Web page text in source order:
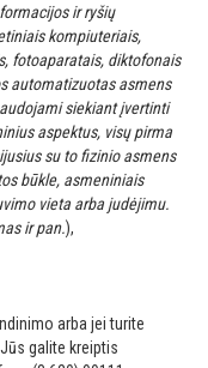
ir ryšių
kompiuteriais,
fotoaparatais, diktofonais
automatizuotas asmens
siekiant įvertinti
aspektus, visų pirma
su to fizinio asmens
būkle, asmeniniais
vieta arba judėjimu.
ir pan.),
arba jei turite
galite kreiptis